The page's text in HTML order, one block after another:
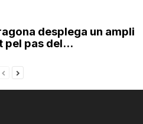
desplega un ampli
pas del...